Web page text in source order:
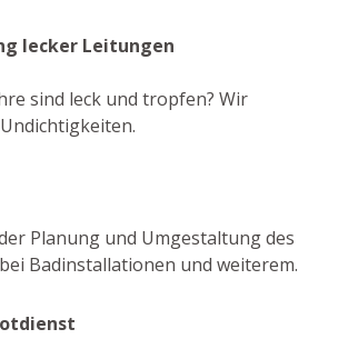
lecker Leitungen
sind leck und tropfen? Wir
Planung und Umgestaltung des
Badinstallationen und weiterem.